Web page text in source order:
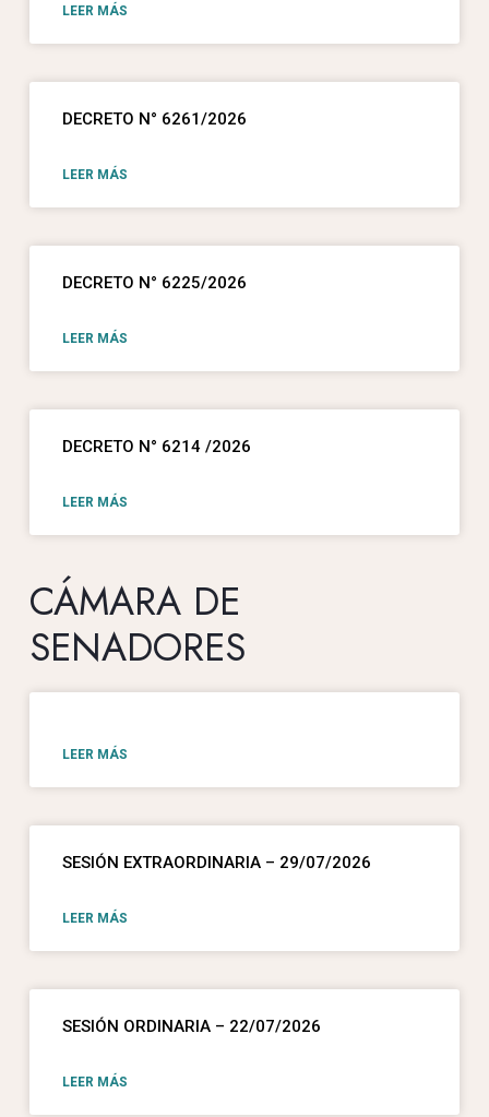
LEER MÁS
DECRETO N° 6261/2026
LEER MÁS
DECRETO N° 6225/2026
LEER MÁS
DECRETO N° 6214 /2026
LEER MÁS
CÁMARA DE
SENADORES
LEER MÁS
SESIÓN EXTRAORDINARIA – 29/07/2026
LEER MÁS
SESIÓN ORDINARIA – 22/07/2026
LEER MÁS